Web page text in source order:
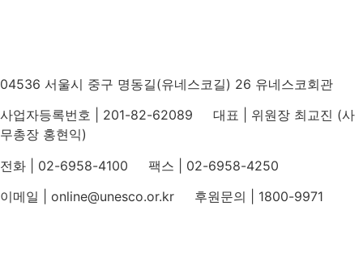
04536 서울시 중구 명동길(유네스코길) 26 유네스코회관
사업자등록번호 | 201-82-62089 대표 | 위원장 최교진 (사
무총장 홍현익)
전화 | 02-6958-4100 팩스 | 02-6958-4250
이메일 | online@unesco.or.kr 후원문의 | 1800-9971